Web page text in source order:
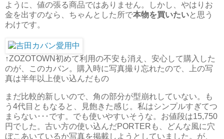
ように、値の張る商品ではありません。しかし、やはりお
金を出すのなら、ちゃんとした所で本物を買いたいと思う
わけです。
↑ZOZOTOWN初めて利用の不安も消え、安心して購入した
のが、このカバン。購入時に写真撮り忘れたので、上の写
真は半年以上使い込んだもの
まだ比較的新しいので、角の部分が型崩れしていない。も
う4代目ともなると、見飽きた感じ。私はシンプルすぎてつ
まらない･･･です。でも使いやすいそうな。お値段は15,750
円でした。古い方の使い込んだPORTERも、どんな風に穴
ぼこあいているか写真を掲載しようとしていました。が、